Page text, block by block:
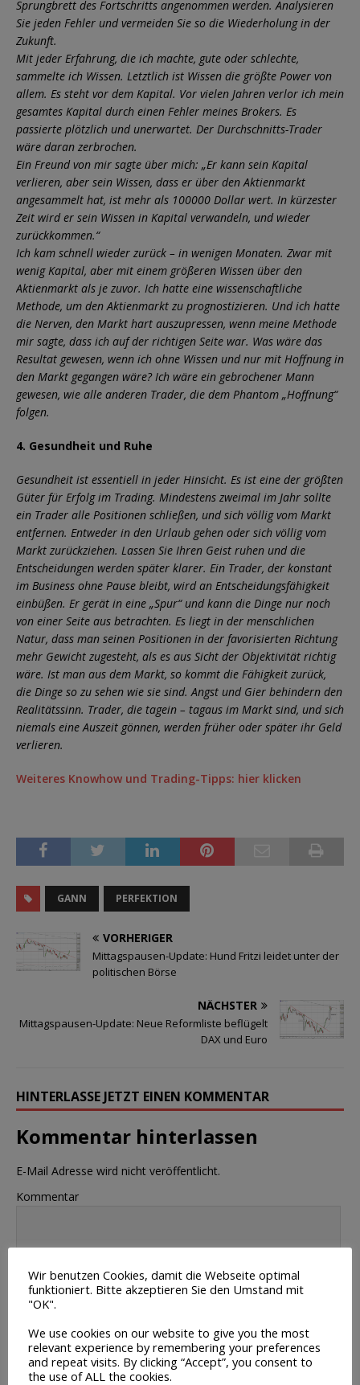
Sprungbrett des Fortschritts angenommen werden. Analysieren
Sie jeden Fehler und vermeiden Sie so die Wiederholung in der
Zukunft.
Mit jeder Erfahrung, die ich machte, gute oder schlechte,
sammelte ich Wissen. Letztlich ist Wissen die größte Power von
allem. Es steht vor dem Kapital. Vor vielen Jahren verlor ich mein
gesamtes Kapital durch einen Fehler meines Brokers. Es
passierte plötzlich und unerwartet. Der Durchschnitts-Trader
wäre daran zerbrochen.
Ein Freund von mir sagte über mich: „Er kann sein Kapital
verlieren, aber sein Wissen, dass er über den Aktienmarkt
angesammelt hat, ist mehr als 100000 Dollar wert. In kürzester
Zeit wird er sein Wissen in Kapital verwandeln, und wieder
zurückkommen.“
Ich kam schnell wieder zurück – in wenigen Monaten. Zwar mit
wenig Kapital, aber mit einem größeren Wissen über den
Aktienmarkt als je zuvor. Ich hatte eine wissenschaftliche
Methode, um den Aktienmarkt zu prognostizieren. Und ich hatte
die Nerven, den Markt hart auszupressen, wenn meine Methode
mir sagte, dass ich auf der richtigen Seite war. Was wäre das
Resultat gewesen, wenn ich ohne Wissen und nur mit Hoffnung in
den Markt gegangen wäre? Ich wäre ein gebrochener Mann
gewesen, wie alle anderen Trader, die dem Phantom „Hoffnung“
folgen.
4. Gesundheit und Ruhe
Gesundheit ist essentiell in jeder Hinsicht. Es ist eine der größten
Güter für Erfolg im Trading. Mindestens zweimal im Jahr sollte
ein Trader alle Positionen schließen, und sich völlig vom Markt
entfernen. Entweder in den Urlaub gehen oder sich völlig vom
Markt zurückziehen. Lassen Sie Ihren Geist ruhen und die
Entscheidungen werden später klarer. Ein Trader, der konstant
im Business ohne Pause bleibt, wird an Entscheidungsfähigkeit
einbüßen. Er gerät in eine „Spur“ und kann die Dinge nur noch
von einer Seite aus betrachten. Es liegt in der menschlichen
Natur, dass man seinen Positionen in der favorisierten Richtung
mehr Gewicht zugesteht, als es aus Sicht der Objektivität richtig
wäre. Ist man aus dem Markt, so kommt die Fähigkeit zurück,
die Dinge so zu sehen wie sie sind. Angst und Gier behindern den
Realitätssinn. Trader, die tagein – tagaus im Markt sind, und sich
niemals eine Auszeit gönnen, werden früher oder später ihr Geld
verlieren.
Weiteres Knowhow und Trading-Tipps: hier klicken
GANN PERFEKTION
VORHERIGER
Mittagspausen-Update: Hund Fritzi leidet unter der
politischen Börse
NÄCHSTER
Mittagspausen-Update: Neue Reformliste beflügelt
DAX und Euro
HINTERLASSE JETZT EINEN KOMMENTAR
Kommentar hinterlassen
E-Mail Adresse wird nicht veröffentlicht.
Kommentar
Name
E-Mail
Wir benutzen Cookies, damit die Webseite optimal
funktioniert. Bitte akzeptieren Sie den Umstand mit
"OK".
We use cookies on our website to give you the most
relevant experience by remembering your preferences
and repeat visits. By clicking “Accept”, you consent to
the use of ALL the cookies.